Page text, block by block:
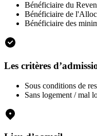
Bénéficiaire du
Bénéficiaire de
Bénéficiaire des
Les critères
Sous conditions de
Sans logement / mal